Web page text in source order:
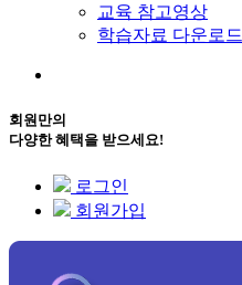
교육 참고영상
학습자료 다운로드
회원만의
다양한 혜택을 받으세요!
로그인
회원가입